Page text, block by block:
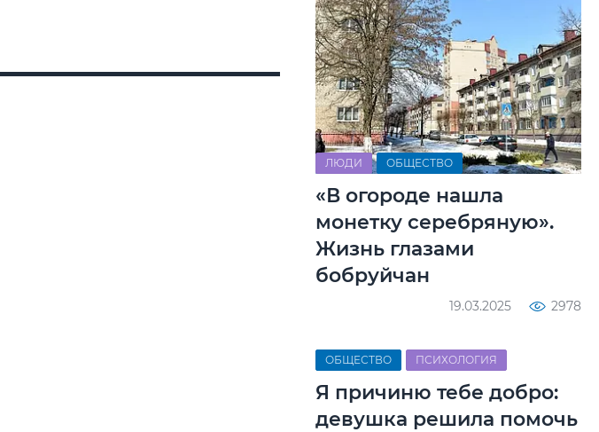
ЛЮДИ ОБЩЕСТВО
«В огороде нашла
монетку серебряную».
Жизнь глазами
бобруйчан
19.03.2025 2978
ОБЩЕСТВО ПСИХОЛОГИЯ
Я причиню тебе добро:
девушка решила помочь